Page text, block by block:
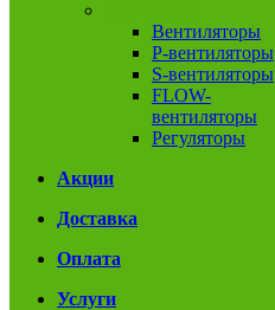
Вентиляторы
P-вентиляторы
S-вентиляторы
FLOW-
вентиляторы
Регуляторы
Акции
Доставка
Оплата
Услуги